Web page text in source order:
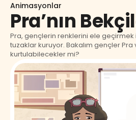
Animasyonlar
Pra’nın
Pra, gençlerin renklerini ele geçirmek
tuzaklar kuruyor. Bakalım gençler
kurtulabilecekler mi?